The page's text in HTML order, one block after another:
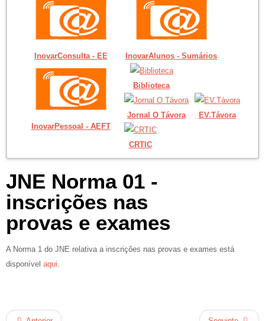
InovarConsulta - EE InovarAlunos - Sumários
InovarPessoal - AEFT
Biblioteca
Jornal O Távora EV.Távora
CRTIC
JNE Norma 01 -
inscrições nas
provas e exames
A Norma 1 do JNE relativa a inscrições nas provas e exames está
disponível aqui